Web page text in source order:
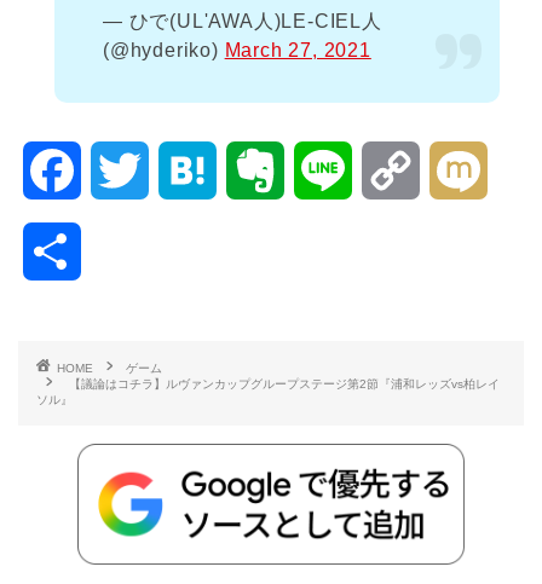
— ひで(UL'AWA人)LE-CIEL人
(@hyderiko) March 27, 2021
o
r t n
HOME
ゲーム
【議論はコチラ】ルヴァンカップグループステージ第2節『浦和レッズvs柏レイ
ソル』